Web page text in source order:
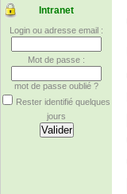
Intranet
Login ou adresse email :
Mot de passe :
mot de passe oublié ?
Rester identifié quelques
jours